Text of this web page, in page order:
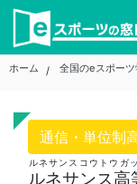
Skip
content
ホーム 全国のeスポー
通信・単位制
ルネサンス
ルネサンスコウトウガ